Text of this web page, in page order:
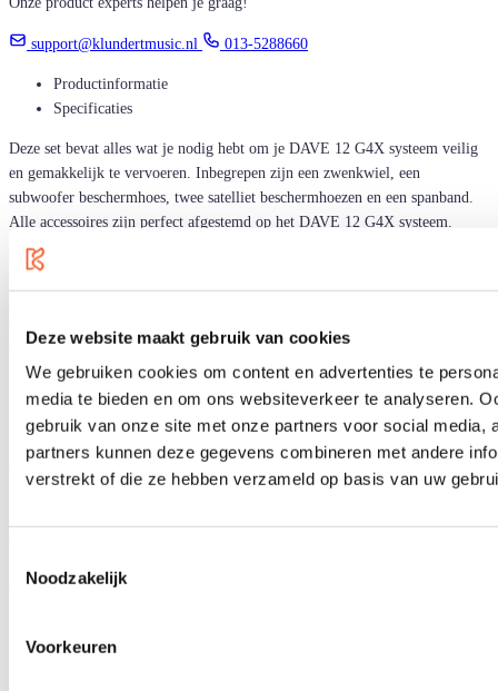
Deze website maakt gebruik van cookies
We gebruiken cookies om content en advertenties te
media te bieden en om ons websiteverkeer te analyseren.
gebruik van onze site met onze partners voor social media,
partners kunnen deze gegevens combineren met andere
verstrekt of die ze hebben verzameld op basis van uw
Noodzakelijk
Voorkeuren
support@klundertmusic.nl 013-5288660
Productinformatie
Specificaties
Deze set bevat alles wat je nodig hebt om je DAVE 12 G4X systeem veilig
en gemakkelijk te vervoeren. Inbegrepen zijn een zwenkwiel, een
subwoofer beschermhoes, twee satelliet beschermhoezen en een spanband.
Alle accessoires zijn perfect afgestemd op het DAVE 12 G4X systeem.
De gevoerde beschermhoezen van duurzaam en waterafstotend 1680D nylon
beschermen het DAVE 12 G4X systeem optimaal tegen weersinvloeden en
om te doen en bieden samen met het zwenkwiel een uitgebreide
bescherming. Dankzij de versterkte uitsparingen met klittenband flappen
kan het systeem worden vastgepakt en getransporteerd, zelfs met
bescherming. De beschermhoes van de subwoofer heeft een buitenvak voor
het opbergen van accessoires zoals net- en luidsprekerkabels en de
spanband.
de zwenkplank.